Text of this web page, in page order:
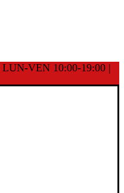
LUN-VEN 10:00-19:00 |